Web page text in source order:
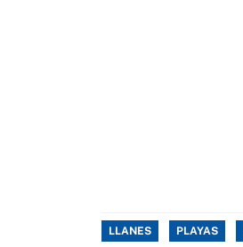
LLANES PLAYAS